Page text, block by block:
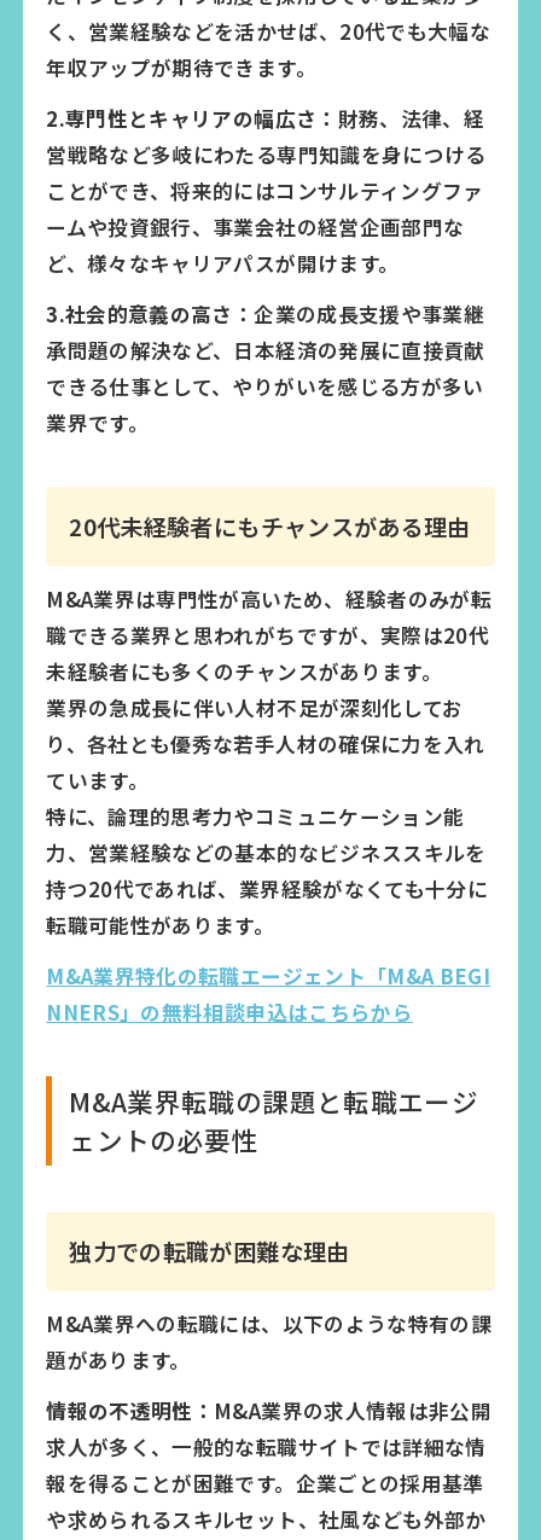
く、営業経験などを活かせば、20代でも大幅な
年収アップが期待できます。
2.専門性とキャリアの幅広さ： 財務、法律、経
営戦略など多岐にわたる専門知識を身につける
ことができ、将来的にはコンサルティングファ
ームや投資銀行、事業会社の経営企画部門な
ど、様々なキャリアパスが開けます。
3.社会的意義の高さ：企業の成長支援や事業継
承問題の解決など、日本経済の発展に直接貢献
できる仕事として、やりがいを感じる方が多い
業界です。
20代未経験者にもチャンスがある理由
M&A業界は専門性が高いため、経験者のみが転
職できる業界と思われがちですが、実際は20代
未経験者にも多くのチャンスがあります。
業界の急成長に伴い人材不足が深刻化してお
り、各社とも優秀な若手人材の確保に力を入れ
ています。
特に、論理的思考力やコミュニケーション能
力、営業経験などの基本的なビジネススキルを
持つ20代であれば、業界経験がなくても十分に
転職可能性があります。
M&A業界特化の転職エージェント「M&A BEGI
NNERS」の無料相談申込はこちらから
M&A業界転職の課題と転職エージ
ェントの必要性
独力での転職が困難な理由
M&A業界への転職には、以下のような特有の課
題があります。
情報の不透明性： M&A業界の求人情報は非公開
求人が多く、一般的な転職サイトでは詳細な情
報を得ることが困難です。企業ごとの採用基準
や求められるスキルセット、社風なども外部か